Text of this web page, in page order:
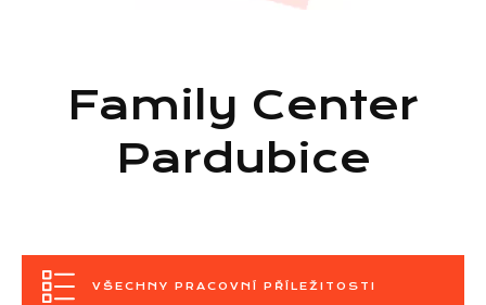
Family Center
Pardubice
VŠECHNY PRACOVNÍ PŘÍLEŽITOSTI